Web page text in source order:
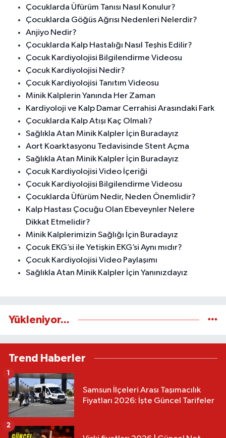
Çocuklarda Üfürüm Tanısı Nasıl Konulur?
Çocuklarda Göğüs Ağrısı Nedenleri Nelerdir?
Anjiyo Nedir?
Çocuklarda Kalp Hastalığı Nasıl Teşhis Edilir?
Çocuk Kardiyolojisi Bilgilendirme Videosu
Çocuk Kardiyolojisi Nedir?
Çocuk Kardiyolojisi Tanıtım Videosu
Minik Kalplerin Yanında Her Zaman
Kardiyoloji ve Kalp Damar Cerrahisi Arasındaki Fark
Çocuklarda Kalp Atışı Kaç Olmalı?
Sağlıkla Atan Minik Kalpler İçin Buradayız
Aort Koarktasyonu Tedavisinde Stent Açma
Sağlıkla Atan Minik Kalpler İçin Buradayız
Çocuk Kardiyolojisi Video İçeriği
Çocuk Kardiyolojisi Bilgilendirme Videosu
Çocuklarda Üfürüm Nedir, Neden Önemlidir?
Kalp Hastası Çocuğu Olan Ebeveynler Nelere
Dikkat Etmelidir?
Minik Kalplerimizin Sağlığı İçin Buradayız
Çocuk EKG’si ile Yetişkin EKG’si Aynı mıdır?
Çocuk Kardiyolojisi Video Paylaşımı
Sağlıkla Atan Minik Kalpler İçin Yanınızdayız
Yükleniyor...
Trend Haberler
Samsun İlçeleri Arası Taşımacılık
Fiyatları 2026: İşte Güncel Tarifeler
1
2